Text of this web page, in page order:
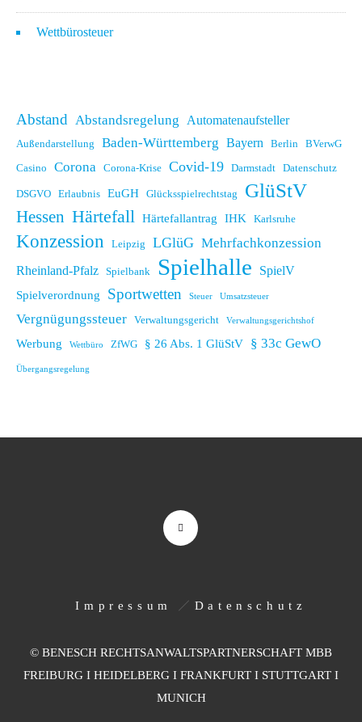
Wettbürosteuer
Abstand Abstandsregelung Automatenaufsteller
Außendarstellung Baden-Württemberg Bayern Berlin BVerwG
Casino Corona Corona-Krise Covid-19 Darmstadt Datenschutz
DSGVO Erlaubnis EuGH Glücksspielrechtstag GlüStV
Hessen Härtefall Härtefallantrag IHK Karlsruhe
Konzession Leipzig LGlüG Mehrfachkonzession
Rheinland-Pfalz Spielbank Spielhalle SpielV
Spielverordnung Sportwetten Steuer Umsatzsteuer
Vergnügungssteuer Verwaltungsgericht Verwaltungsgerichtshof
Werbung Wettbüro ZfWG § 26 Abs. 1 GlüStV § 33c GewO
Übergangsregelung
Impressum Datenschutz
© BENESCH RECHTSANWALTSPARTNERSCHAFT MBB
FREIBURG I HEIDELBERG I FRANKFURT I STUTTGART I
MUNICH